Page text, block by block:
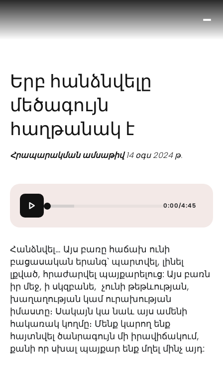
Երբ հանձնվելը
մեծագույն
հաղթանակ է
Հրապարակման ամսաթիվ14 օգս 2024 թ.
0:00/4:45
Հանձնվել… Այս բառը հաճախ ունի
բացասական երանգ՝ պարտվել, լինել
լքված, հրաժարվել պայքարելուց: Այս բառն
իր մեջ, ի սկզբանե, չունի թեթևության,
խաղաղության կամ ուրախության
իմաստը։ Սակայն կա նաև այս ամենի
հակառակ կողմը։ Մենք կարող ենք
հայտնվել ծանրագույն մի իրավիճակում,
քանի որ սխալ պայքար ենք մղել մինչ այդ: